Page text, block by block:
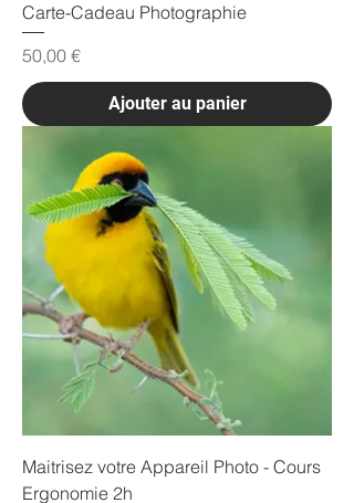
Carte-Cadeau Photographie
Prix
50,00 €
Ajouter au panier
Maitrisez votre Appareil Photo - Cours
Ergonomie 2h